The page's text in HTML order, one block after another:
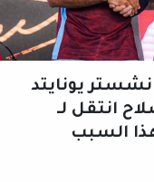
يونايتد
انتقل لـ
السبب